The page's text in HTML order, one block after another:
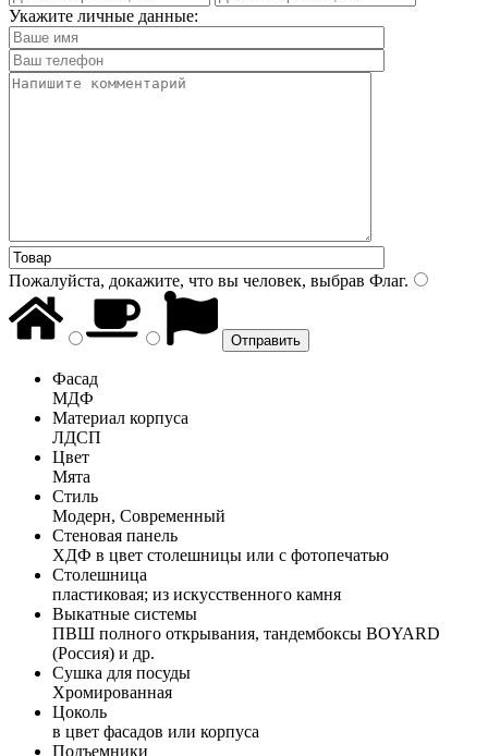
Укажите личные данные:
Пожалуйста, докажите, что вы человек, выбрав Флаг.
Фасад
МДФ
Материал корпуса
ЛДСП
Цвет
Мята
Стиль
Модерн, Современный
Стеновая панель
ХДФ в цвет столешницы или с фотопечатью
Столешница
пластиковая; из искусственного камня
Выкатные системы
ПВШ полного открывания, тандембоксы BOYARD
(Россия) и др.
Сушка для посуды
Хромированная
Цоколь
в цвет фасадов или корпуса
Подъемники